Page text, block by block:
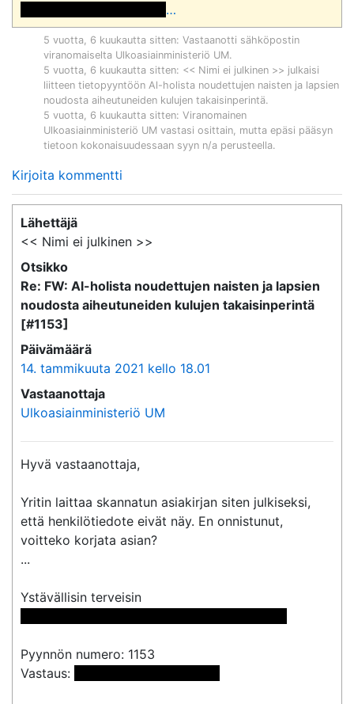
…
5 vuotta, 6 kuukautta sitten: Vastaanotti sähköpostin
viranomaiselta Ulkoasiainministeriö UM.
5 vuotta, 6 kuukautta sitten: << Nimi ei julkinen >> julkaisi
liitteen tietopyyntöön Al-holista noudettujen naisten ja lapsien
noudosta aiheutuneiden kulujen takaisinperintä.
5 vuotta, 6 kuukautta sitten: Viranomainen
Ulkoasiainministeriö UM vastasi osittain, mutta epäsi pääsyn
tietoon kokonaisuudessaan syyn n/a perusteella.
Kirjoita kommentti
Lähettäjä
<< Nimi ei julkinen >>
Otsikko
Re: FW: Al-holista noudettujen naisten ja lapsien
noudosta aiheutuneiden kulujen takaisinperintä
[#1153]
Päivämäärä
14. tammikuuta 2021 kello 18.01
Vastaanottaja
Ulkoasiainministeriö UM
Hyvä vastaanottaja,
Yritin laittaa skannatun asiakirjan siten julkiseksi,
että henkilötiedote eivät näy. En onnistunut,
voitteko korjata asian?
...
Pyynnön numero: 1153
Vastaus: